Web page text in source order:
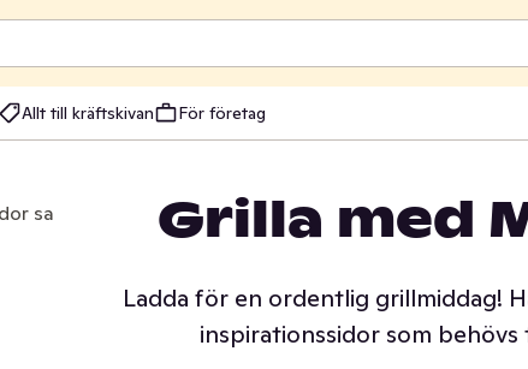
Allt till kräftskivan För företag
samlade på ett ställe | Mathem
Grilla med
Ladda för en ordentlig grillmiddag!
inspirationssidor som